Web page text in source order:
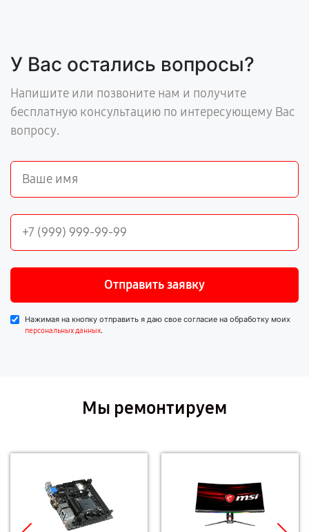
У Вас остались вопросы?
Напишите или позвоните нам и получите
бесплатную консультацию по интересующему Вас
вопросу.
Отправить заявку
Нажимая на кнопку отправить я даю свое согласие на обработку моих
персональных данных.
Мы ремонтируем